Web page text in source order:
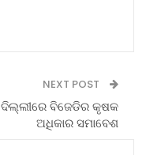
NEXT POST
ଦିଲ୍ଲୀରେ ବିଜେଡିର କୃଷକ
ଅଧିକାର ସମାବେଶ